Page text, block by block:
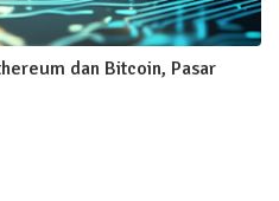
dan Bitcoin, Pasar